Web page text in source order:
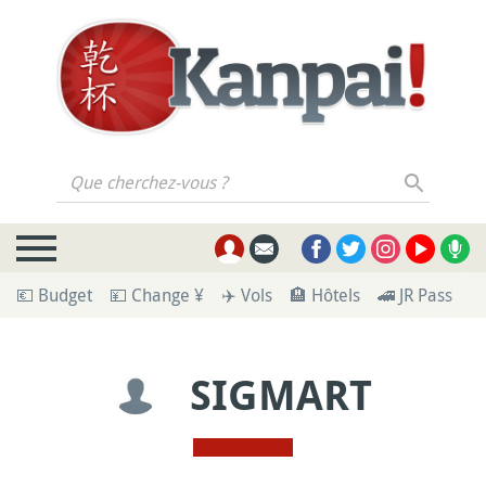
Que cherchez-vous ?
💶 Budget 💴 Change ¥ ✈️ Vols 🏨 Hôtels 🚄 JR Pass
SIGMART